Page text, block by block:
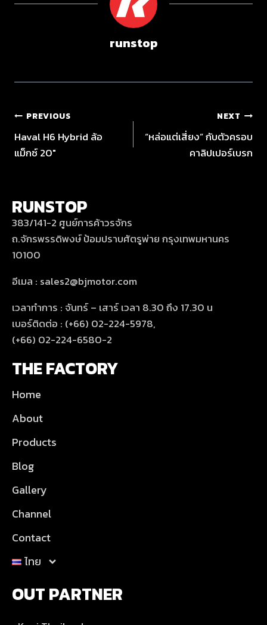
runstop
PREVIOUS
Haval H6 Hybrid ล้อ
แม็กซ์ 20″
NEXT
“หล่อแต่เสี่ยง” กับตัวครอบ
คาลิปเปอร์เบรก
RUNSTOP
383/141-2 ศูนย์การค้าวรจักร
ถ.จักรพรรดิพงษ์ ป้อมปราบศัตรูพ่าย กรุงเทพมหานคร
10100
อีเมล : sales2@bjmotor.com
เวลาทำการ : จันทร์ – เสาร์ เวลา 8.30 ถึง 17.30 น
เบอร์ติดต่อ : (+66) 02-224-5978,
(+66) 02-224-6580-2
THE FACTORY
Home
About
Products
Blog
Gallery
Channel
Contact
ไทย
OUT PARTNER